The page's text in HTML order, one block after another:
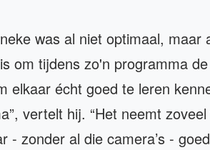
was al niet optimaal, maar
om tijdens zo'n programma
elkaar écht goed te leren
vertelt hij. “Het neemt
- zonder al die camera’s -